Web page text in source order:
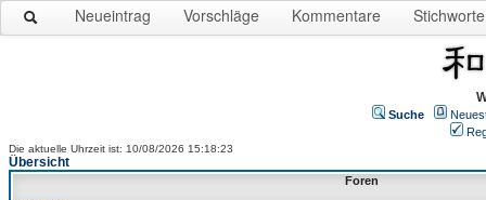
Neueintrag Vorschläge Kommentare Stichworte
Suche
Die aktuelle Uhrzeit ist: 10/08/2026 15:18:23
Übersicht
Foren